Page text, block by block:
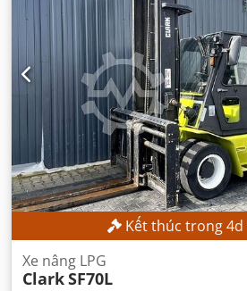
Kết thúc trong4d
Xe nâng LPG
ClarkSF70L